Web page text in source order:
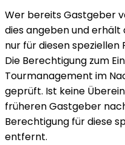
Wer bereits Gastgeber
dies angeben und erhält
nur für diesen
Die Berechtigung zum
Tourmanagement im
geprüft. Ist keine
früheren Gastgeber
Berechtigung für diese
entfernt.